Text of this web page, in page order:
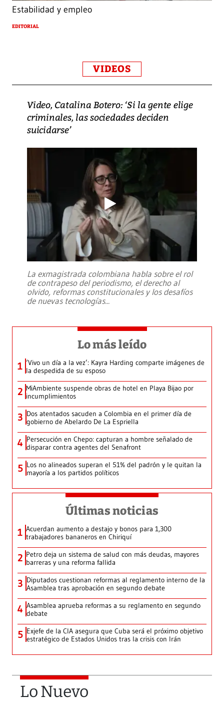
Estabilidad y empleo
EDITORIAL
VIDEOS
Video, Catalina Botero: ‘Si la gente elige
criminales, las sociedades deciden
suicidarse’
La exmagistrada colombiana habla sobre el rol
de contrapeso del periodismo, el derecho al
olvido, reformas constitucionales y los desafíos
de nuevas tecnologías...
Lo más leído
1 ‘Vivo un día a la vez’: Kayra Harding comparte imágenes de
la despedida de su esposo
2 MiAmbiente suspende obras de hotel en Playa Bijao por
incumplimientos
3 Dos atentados sacuden a Colombia en el primer día de
gobierno de Abelardo De La Espriella
4 Persecución en Chepo: capturan a hombre señalado de
disparar contra agentes del Senafront
5 Los no alineados superan el 51% del padrón y le quitan la
mayoría a los partidos políticos
Últimas noticias
1 Acuerdan aumento a destajo y bonos para 1,300
trabajadores bananeros en Chiriquí
2 Petro deja un sistema de salud con más deudas, mayores
barreras y una reforma fallida
3 Diputados cuestionan reformas al reglamento interno de la
Asamblea tras aprobación en segundo debate
4 Asamblea aprueba reformas a su reglamento en segundo
debate
5 Exjefe de la CIA asegura que Cuba será el próximo objetivo
estratégico de Estados Unidos tras la crisis con Irán
Lo Nuevo